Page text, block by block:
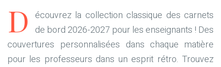
D écouvrez la collection classique des carnets
de bord 2026-2027 pour les enseignants ! Des
couvertures personnalisées dans chaque matière
pour les professeurs dans un esprit rétro. Trouvez